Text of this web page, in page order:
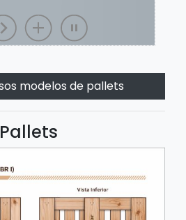
modelos de pallets